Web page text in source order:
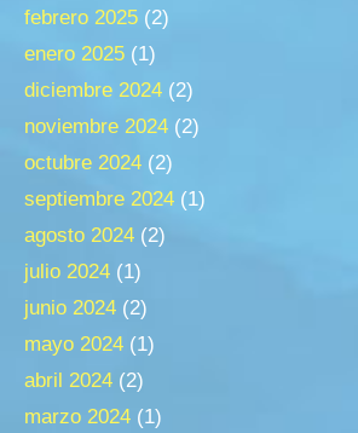
febrero 2025 (2)
enero 2025 (1)
diciembre 2024 (2)
noviembre 2024 (2)
octubre 2024 (2)
septiembre 2024 (1)
agosto 2024 (2)
julio 2024 (1)
junio 2024 (2)
mayo 2024 (1)
abril 2024 (2)
marzo 2024 (1)